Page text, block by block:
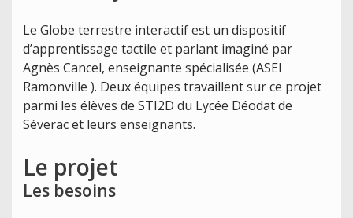
Le Globe terrestre interactif est un dispositif
d’apprentissage tactile et parlant imaginé par
Agnès Cancel, enseignante spécialisée (ASEI
Ramonville ). Deux équipes travaillent sur ce projet
parmi les élèves de STI2D du Lycée Déodat de
Séverac et leurs enseignants.
Le projet
Les besoins